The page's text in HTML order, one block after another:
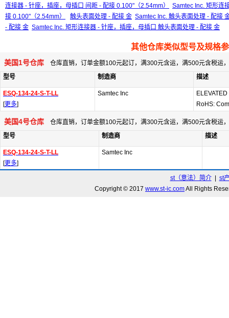
连接器 - 针座，插座，母插口 间距 - 配接 0.100"（2.54mm）
Samtec Inc. 矩形连
接 0.100"（2.54mm）
触头表面处理 - 配接 金 Samtec Inc. 触头表面处理 - 配接
- 配接 金 Samtec Inc. 矩形连接器 - 针座，插座，母插口 触头表面处理 - 配接 金
其他仓库类似型号及规格
美国1号仓库 仓库直销，订单金额100元起订，满300元含运，满500元含税运
型号
制造商 描述
ESQ-134-24-S-T-LL
[更多]
Samtec Inc
RoHS:
美国4号仓库 仓库直销，订单金额100元起订，满300元含运，满500元含税运
型号
制造商 描述
ESQ-134-24-S-T-LL
[更多]
Samtec Inc
st（意法）简介| st
Copyright © 2017 www.st-ic.comAll Rights